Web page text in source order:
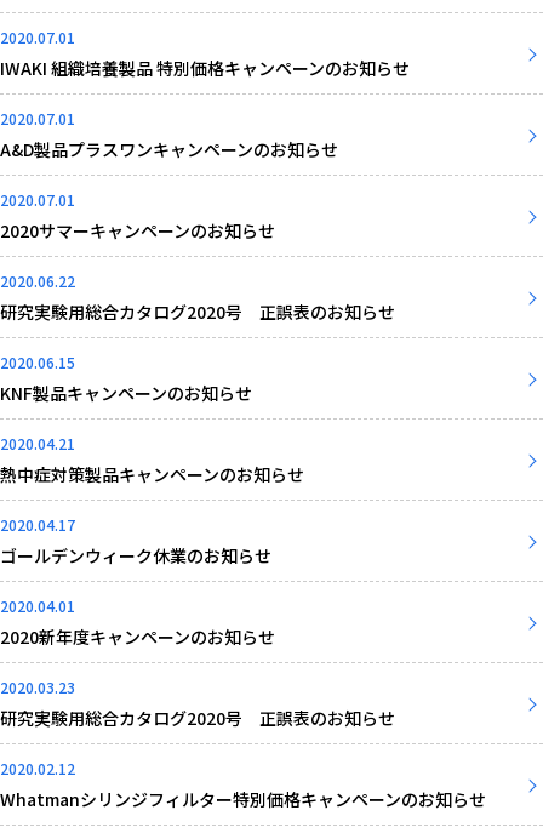
2020.07.01
IWAKI 組織培養製品 特別価格キャンペーンのお知らせ
2020.07.01
A&D製品プラスワンキャンペーンのお知らせ
2020.07.01
2020サマーキャンペーンのお知らせ
2020.06.22
研究実験用総合カタログ2020号 正誤表のお知らせ
2020.06.15
KNF製品キャンペーンのお知らせ
2020.04.21
熱中症対策製品キャンペーンのお知らせ
2020.04.17
ゴールデンウィーク休業のお知らせ
2020.04.01
2020新年度キャンペーンのお知らせ
2020.03.23
研究実験用総合カタログ2020号 正誤表のお知らせ
2020.02.12
Whatmanシリンジフィルター特別価格キャンペーンのお知らせ